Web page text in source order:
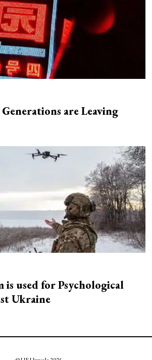
are Leaving
is used for Psychological
Ukraine